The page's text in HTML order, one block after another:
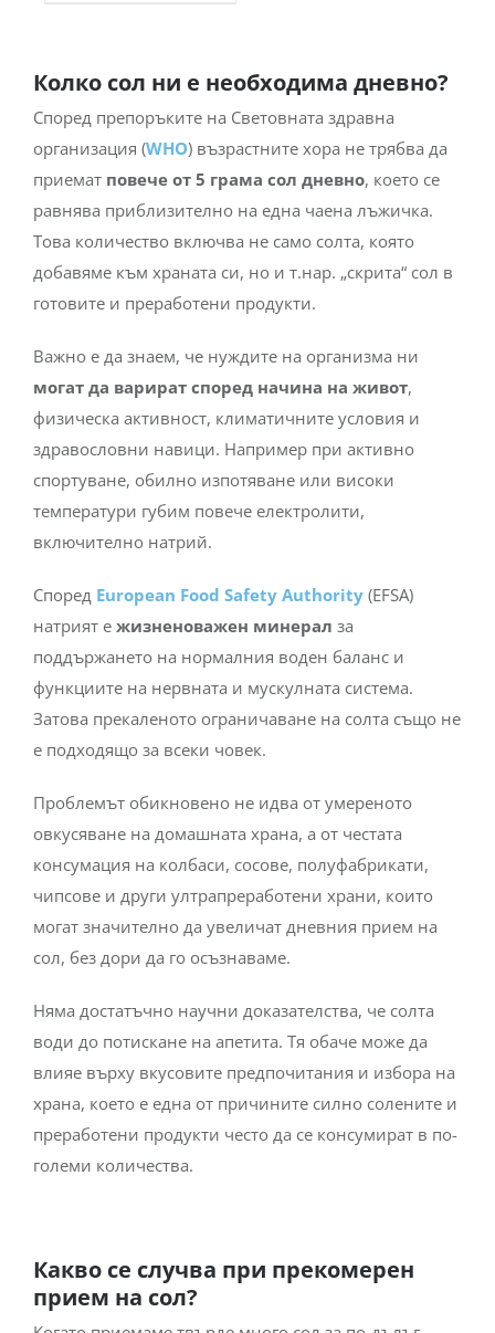
Колко сол ни е необходима дневно?
Според препоръките на Световната здравна
организация (WHO) възрастните хора не трябва да
приемат повече от 5 грама сол дневно, което се
равнява приблизително на една чаена лъжичка.
Това количество включва не само солта, която
добавяме към храната си, но и т.нар. „скрита“ сол в
готовите и преработени продукти.
Важно е да знаем, че нуждите на организма ни
могат да варират според начина на живот,
физическа активност, климатичните условия и
здравословни навици. Например при активно
спортуване, обилно изпотяване или високи
температури губим повече електролити,
включително натрий.
Според European Food Safety Authority(EFSA)
натрият е жизненоважен минерал за
поддържането на нормалния воден баланс и
функциите на нервната и мускулната система.
Затова прекаленото ограничаване на солта също не
е подходящо за всеки човек.
Проблемът обикновено не идва от умереното
овкусяване на домашната храна, а от честата
консумация на колбаси, сосове, полуфабрикати,
чипсове и други ултрапреработени храни, които
могат значително да увеличат дневния прием на
сол, без дори да го осъзнаваме.
Няма достатъчно научни доказателства, че солта
води до потискане на апетита. Тя обаче може да
влияе върху вкусовите предпочитания и избора на
храна, което е една от причините силно солените и
преработени продукти често да се консумират в по-
големи количества.
Какво се случва при прекомерен
прием на сол?